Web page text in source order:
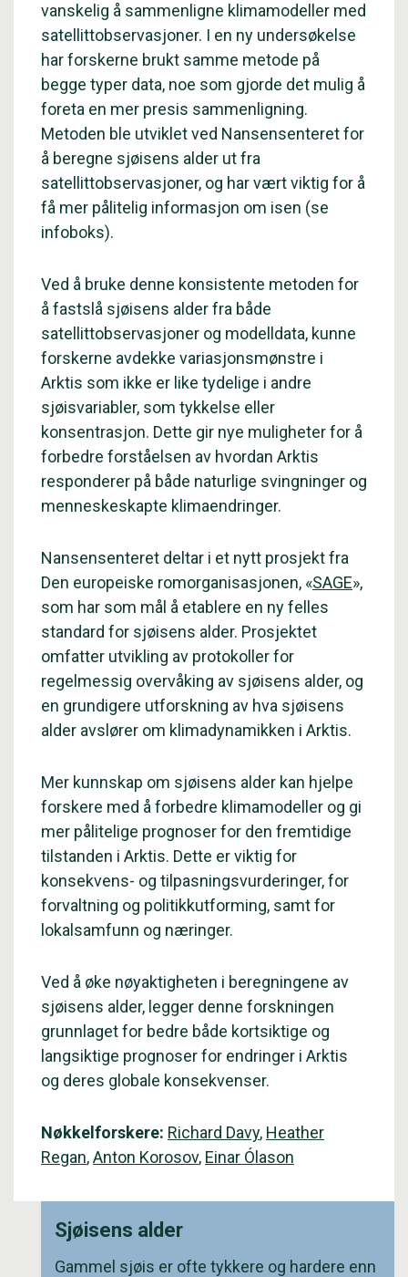
vanskelig å sammenligne klimamodeller med
satellittobservasjoner. I en ny undersøkelse
har forskerne brukt samme metode på
begge typer data, noe som gjorde det mulig å
foreta en mer presis sammenligning.
Metoden ble utviklet ved Nansensenteret for
å beregne sjøisens alder ut fra
satellittobservasjoner, og har vært viktig for å
få mer pålitelig informasjon om isen (se
infoboks).
Ved å bruke denne konsistente metoden for
å fastslå sjøisens alder fra både
satellittobservasjoner og modelldata, kunne
forskerne avdekke variasjonsmønstre i
Arktis som ikke er like tydelige i andre
sjøisvariabler, som tykkelse eller
konsentrasjon. Dette gir nye muligheter for å
forbedre forståelsen av hvordan Arktis
responderer på både naturlige svingninger og
menneskeskapte klimaendringer.
Nansensenteret deltar i et nytt prosjekt fra
Den europeiske romorganisasjonen, «SAGE»,
som har som mål å etablere en ny felles
standard for sjøisens alder. Prosjektet
omfatter utvikling av protokoller for
regelmessig overvåking av sjøisens alder, og
en grundigere utforskning av hva sjøisens
alder avslører om klimadynamikken i Arktis.
Mer kunnskap om sjøisens alder kan hjelpe
forskere med å forbedre klimamodeller og gi
mer pålitelige prognoser for den fremtidige
tilstanden i Arktis. Dette er viktig for
konsekvens- og tilpasningsvurderinger, for
forvaltning og politikkutforming, samt for
lokalsamfunn og næringer.
Ved å øke nøyaktigheten i beregningene av
sjøisens alder, legger denne forskningen
grunnlaget for bedre både kortsiktige og
langsiktige prognoser for endringer i Arktis
og deres globale konsekvenser.
Nøkkelforskere: Richard Davy, Heather
Regan,Anton Korosov, Einar Ólason
Sjøisens alder
Gammel sjøis er ofte tykkere og hardere enn